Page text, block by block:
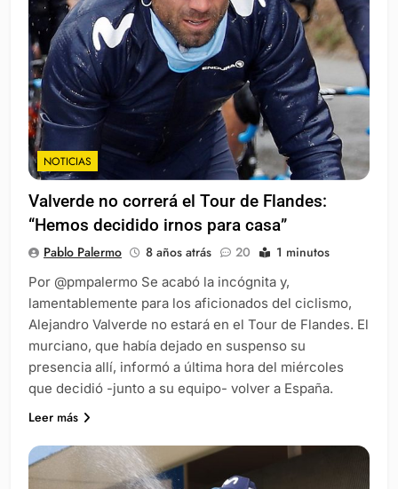
NOTICIAS
Valverde no correrá el Tour de Flandes:
“Hemos decidido irnos para casa”
Pablo Palermo 8 años atrás 20 1 minutos
Por @pmpalermo Se acabó la incógnita y,
lamentablemente para los aficionados del ciclismo,
Alejandro Valverde no estará en el Tour de Flandes. El
murciano, que había dejado en suspenso su
presencia allí, informó a última hora del miércoles
que decidió -junto a su equipo- volver a España.
Leer más